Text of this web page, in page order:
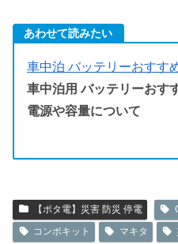
あわせて読みたい
車中泊 バッテリーおすす
車中泊用 バッテリーおす
電源や容量について
【ポタ電】災害 防災 停電
コンボキット
マキタ